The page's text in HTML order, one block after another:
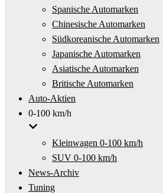
Spanische Automarken
Chinesische Automarken
Südkoreanische Automarken
Japanische Automarken
Asiatische Automarken
Britische Automarken
Auto-Aktien
0-100 km/h
Kleinwagen 0-100 km/h
SUV 0-100 km/h
News-Archiv
Tuning